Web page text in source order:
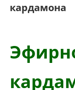
кардамона